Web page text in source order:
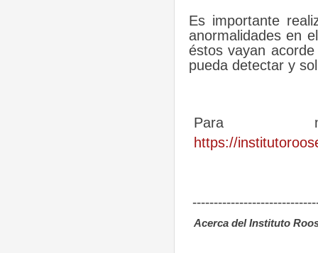
Es importante
anormalidades en
éstos vayan
pueda detectar y
Para
https://
Acerca del Instituto